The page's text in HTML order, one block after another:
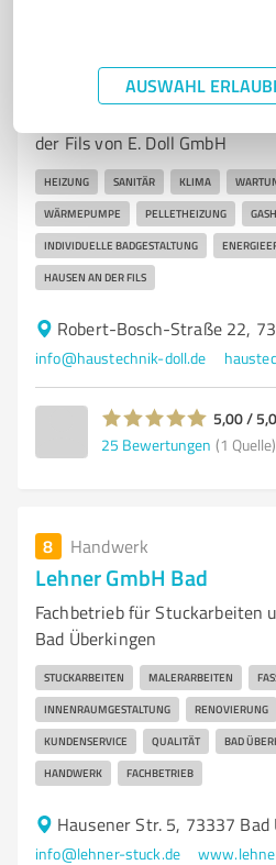
AUSWAHL
E. Doll GmbH Heizung &
Heizung und Sanitär
der Fils von E. Doll GmbH
HEIZUNG SANITÄR KLIMA
WÄRMEPUMPE PELLETHEIZUNG
INDIVIDUELLE BADGESTALTUNG
HAUSEN AN DER FILS
Robert-Bosch-Straße 22,
info@haustechnik-doll.de
5,00 /
25 Bewertungen (1 Quelle)
8 Handwerk
Lehner GmbH Bad
Fachbetrieb für Stuckarbeiten
Bad Überkingen
STUCKARBEITEN MALERARBEITEN
INNENRAUMGESTALTUNG RENOVIERUNG
KUNDENSERVICE QUALITÄT BAD
HANDWERK FACHBETRIEB
Hausener Str. 5, 73337 Bad
info@lehner-stuck.de